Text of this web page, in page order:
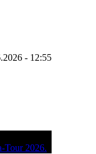
- 12:55